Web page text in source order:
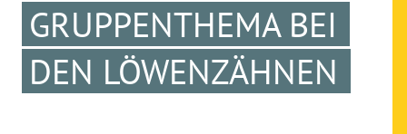
GRUPPENTHEMA BEI
DEN LÖWENZÄHNEN